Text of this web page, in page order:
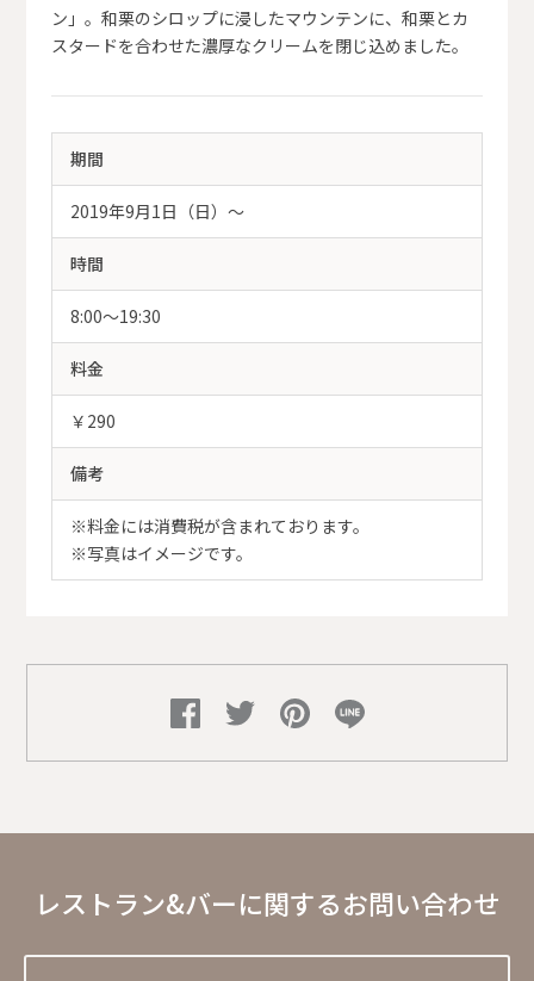
ン」。和栗のシロップに浸したマウンテンに、和栗とカ
スタードを合わせた濃厚なクリームを閉じ込めました。
期間
2019年9月1日（日）～
時間
8:00〜19:30
料金
￥290
備考
※料金には消費税が含まれております。
※写真はイメージです。
レストラン&バーに関するお問い合わせ